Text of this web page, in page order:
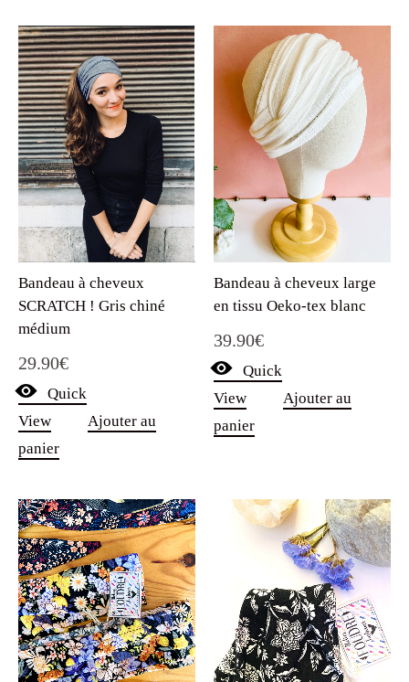
Bandeau à cheveux
SCRATCH ! Gris chiné
médium
29.90€
Quick
View
Ajouter au
panier
Bandeau à cheveux large
en tissu Oeko-tex blanc
39.90€
Quick
View
Ajouter au
panier